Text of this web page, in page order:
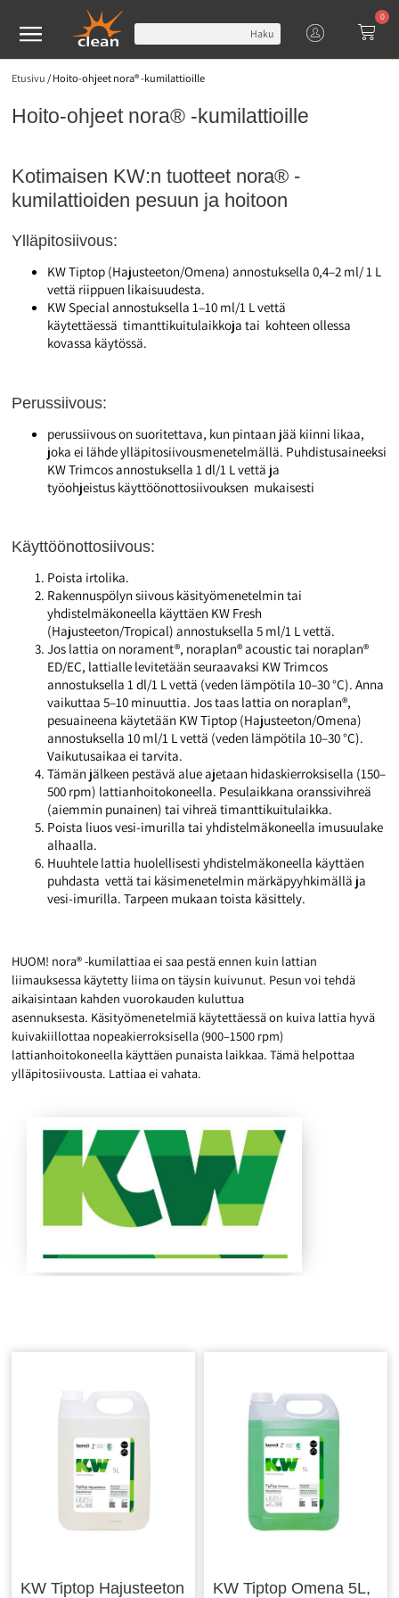
Haku
0
Etusivu/Hoito-ohjeet nora® -kumilattioille
Hoito-ohjeet nora® -kumilattioille
Kotimaisen KW:n tuotteet nora® -
kumilattioiden pesuun ja hoitoon
Ylläpitosiivous:
KW Tiptop (Hajusteeton/Omena) annostuksella 0,4–2 ml/ 1 L
vettä riippuen likaisuudesta.
KW Special annostuksella 1–10 ml/1 L vettä
käytettäessä timanttikuitulaikkoja tai kohteen ollessa
kovassa käytössä.
Perussiivous:
perussiivous on suoritettava, kun pintaan jää kiinni likaa,
joka ei lähde ylläpitosiivousmenetelmällä. Puhdistusaineeksi
KW Trimcos annostuksella 1 dl/1 L vettä ja
työohjeistus käyttöönottosiivouksen mukaisesti
Käyttöönottosiivous:
Poista irtolika.
Rakennuspölyn siivous käsityömenetelmin tai
yhdistelmäkoneella käyttäen KW Fresh
(Hajusteeton/Tropical) annostuksella 5 ml/1 L vettä.
Jos lattia on norament®, noraplan® acoustic tai noraplan®
ED/EC, lattialle levitetään seuraavaksi KW Trimcos
annostuksella 1 dl/1 L vettä (veden lämpötila 10–30 °C). Anna
vaikuttaa 5–10 minuuttia. Jos taas lattia on noraplan®,
pesuaineena käytetään KW Tiptop (Hajusteeton/Omena)
annostuksella 10 ml/1 L vettä (veden lämpötila 10–30 °C).
Vaikutusaikaa ei tarvita.
Tämän jälkeen pestävä alue ajetaan hidaskierroksisella (150–
500 rpm) lattianhoitokoneella. Pesulaikkana oranssivihreä
(aiemmin punainen) tai vihreä timanttikuitulaikka.
Poista liuos vesi-imurilla tai yhdistelmäkoneella imusuulake
alhaalla.
Huuhtele lattia huolellisesti yhdistelmäkoneella käyttäen
puhdasta vettä tai käsimenetelmin märkäpyyhkimällä ja
vesi-imurilla. Tarpeen mukaan toista käsittely.
HUOM! nora® -kumilattiaa ei saa pestä ennen kuin lattian
liimauksessa käytetty liima on täysin kuivunut. Pesun voi tehdä
aikaisintaan kahden vuorokauden kuluttua
asennuksesta. Käsityömenetelmiä käytettäessä on kuiva lattia hyvä
kuivakiillottaa nopeakierroksisella (900–1500 rpm)
lattianhoitokoneella käyttäen punaista laikkaa. Tämä helpottaa
ylläpitosiivousta. Lattiaa ei vahata.
KW Tiptop Hajusteeton
KW Tiptop Omena 5L,